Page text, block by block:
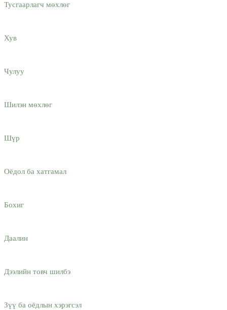
Тусгаарлагч мөхлөг
Хув
Чулуу
Шилэн мөхлөг
Шүр
Оёдол ба хатгамал
Бохиг
Даалин
Дээлийн товч шилбэ
Зүү ба оёдлын хэрэгсэл